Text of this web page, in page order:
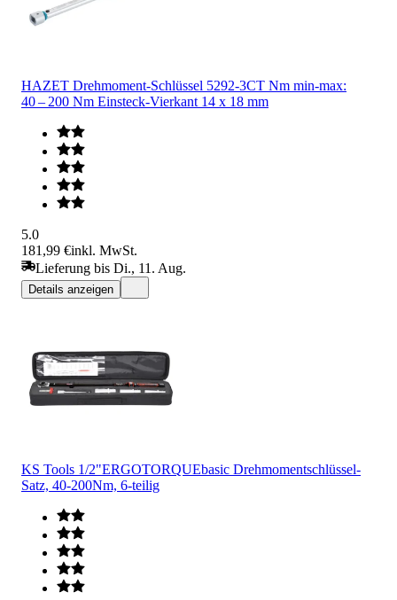
HAZET Drehmoment-Schlüssel 5292-3CT Nm min-max:
40 – 200 Nm Einsteck-Vierkant 14 x 18 mm
5.0
181,99 €inkl. MwSt.
Lieferung bis Di., 11. Aug.
Details anzeigen
KS Tools 1/2"ERGOTORQUEbasic Drehmomentschlüssel-
Satz, 40-200Nm, 6-teilig